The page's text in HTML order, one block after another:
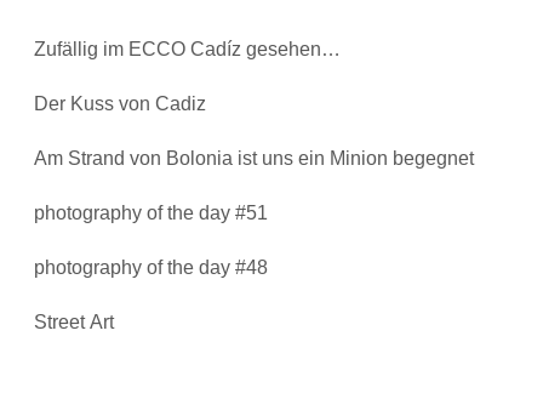
Zufällig im ECCO Cadíz gesehen…
Der Kuss von Cadiz
Am Strand von Bolonia ist uns ein Minion begegnet
photography of the day #51
photography of the day #48
Street Art